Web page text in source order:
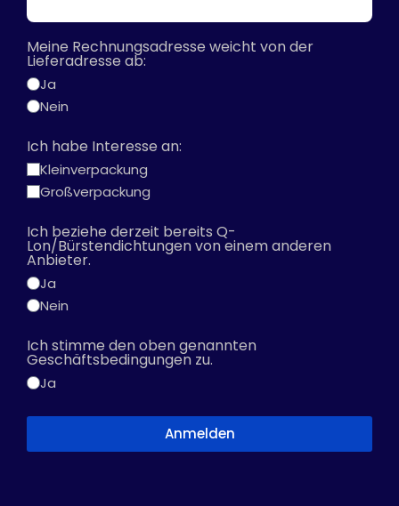
Meine Rechnungsadresse weicht von der
Lieferadresse ab:
Ja
Nein
Ich habe Interesse an:
Kleinverpackung
Großverpackung
Ich beziehe derzeit bereits Q-
Lon/Bürstendichtungen von einem anderen
Anbieter.
Ja
Nein
Ich stimme den oben genannten
Geschäftsbedingungen zu.
Ja
Anmelden